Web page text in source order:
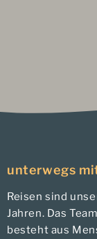
unterwegs
Reisen sind
Jahren. Das
besteht aus